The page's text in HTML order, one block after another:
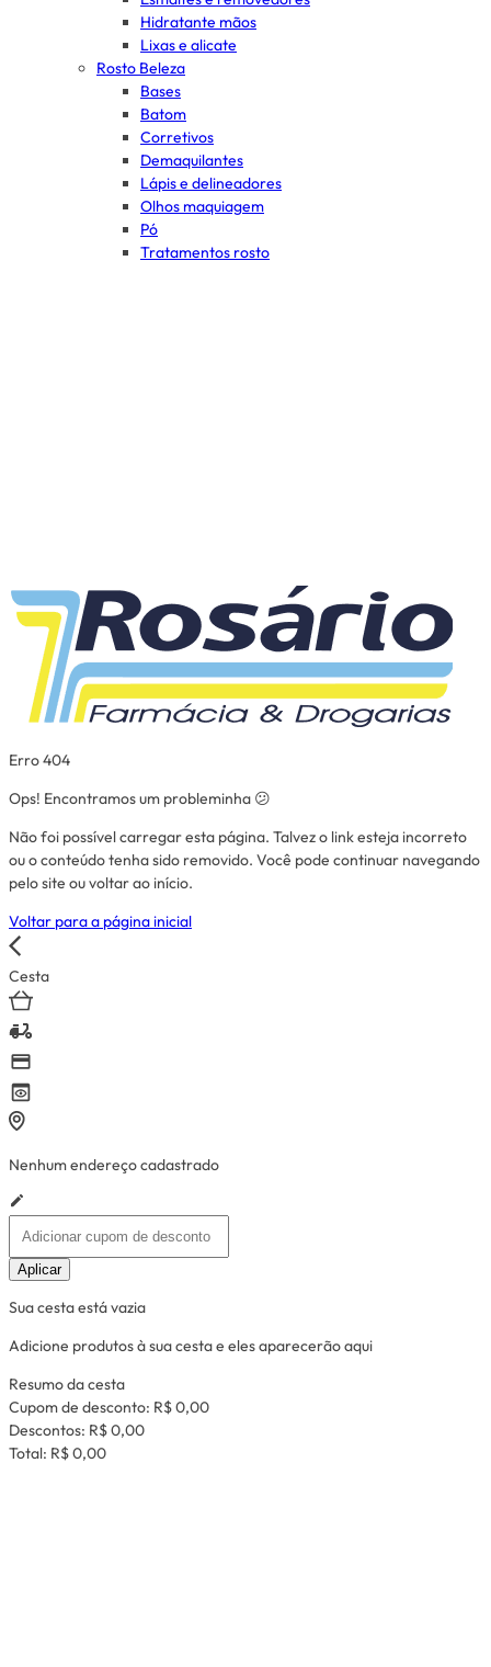
Hidratante mãos
Lixas e alicate
Rosto Beleza
Bases
Batom
Corretivos
Demaquilantes
Lápis e delineadores
Olhos maquiagem
Pó
Tratamentos rosto
Erro 404
Ops! Encontramos um probleminha 😕
Não foi possível carregar esta página. Talvez o link esteja incorreto
ou o conteúdo tenha sido removido. Você pode continuar navegando
pelo site ou voltar ao início.
Voltar para a página inicial
Cesta
Nenhum endereço cadastrado
Aplicar
Sua cesta está vazia
Adicione produtos à sua cesta e eles aparecerão aqui
Resumo da cesta
Cupom de desconto: R$ 0,00
Descontos: R$ 0,00
Total: R$ 0,00